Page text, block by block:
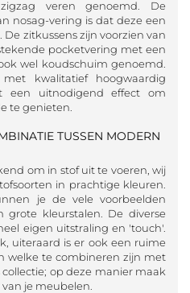
veren genoemd. De
nosag-vering is dat deze een
zitkussens zijn voorzien van
pocketvering met een
wel koudschuim genoemd.
kwalitatief hoogwaardig
een uitnodigend effect om
te genieten.
TUSSEN MODERN
om in stof uit te voeren, wij
in prachtige kleuren.
je de vele voorbeelden
kleurstalen. De diverse
eigen uitstraling en 'touch'.
uiteraard is er ook een ruime
welke te combineren zijn met
op deze manier maak
je meubelen.